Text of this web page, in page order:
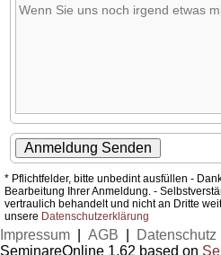
* Pflichtfelder, bitte unbedint ausfüllen -
Bearbeitung Ihrer Anmeldung. -
vertraulich behandelt und nicht an Dritte
unsere Datenschutzerklärung
Impressum AGB Datenschutz
SeminareOnline 1.62 based on